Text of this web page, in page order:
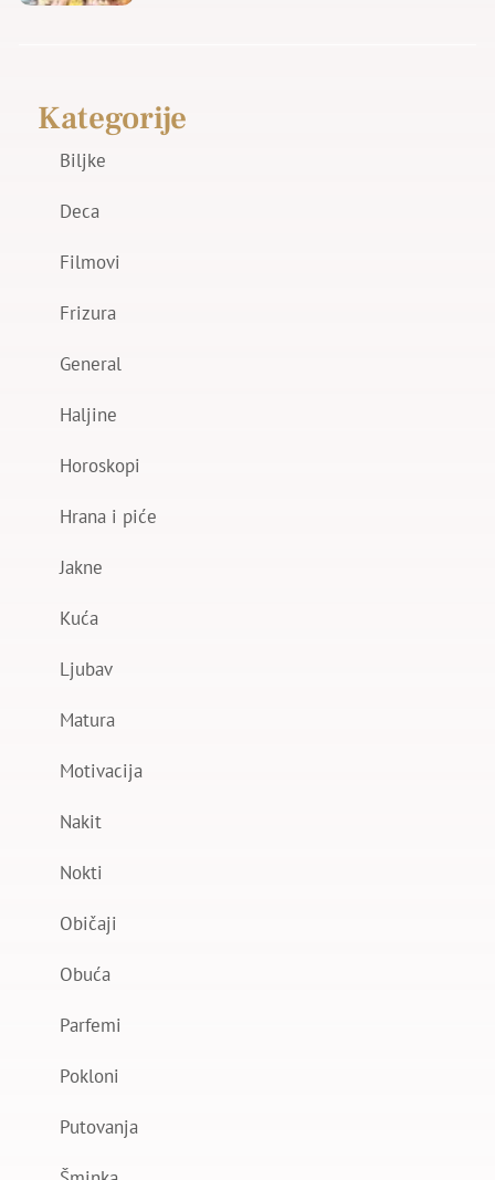
Kategorije
Biljke
Deca
Filmovi
Frizura
General
Haljine
Horoskopi
Hrana i piće
Jakne
Kuća
Ljubav
Matura
Motivacija
Nakit
Nokti
Običaji
Obuća
Parfemi
Pokloni
Putovanja